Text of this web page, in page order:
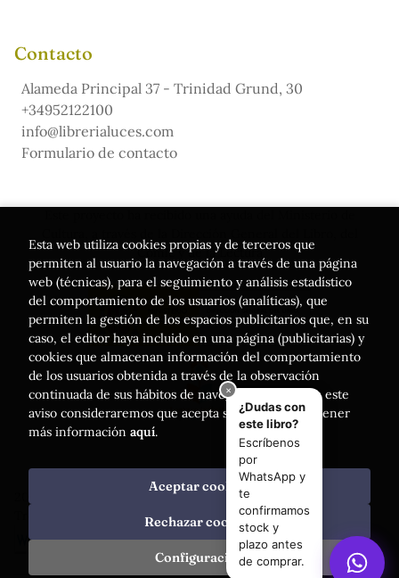
Contacto
Alameda Principal 37 - Trinidad Grund, 30
+34952122100
info@librerialuces.com
Formulario de contacto
Cómic y de la Lectura
. Todos los Derechos Reservados |
Esta web utiliza cookies propias y de terceros que
permiten al usuario la navegación a través de una página
web (técnicas), para el seguimiento y análisis estadístico
del comportamiento de los usuarios (analíticas), que
permiten la gestión de los espacios publicitarios que, en su
caso, el editor haya incluido en una página (publicitarias) y
cookies que almacenan información del comportamiento
de los usuarios obtenida a través de la observación
continuada de sus hábitos de navegación. Si acepta este
aviso consideraremos que acepta su uso. Puede obtener
más información aquí.
Configuración
Rechazar cookies
Aceptar cookies